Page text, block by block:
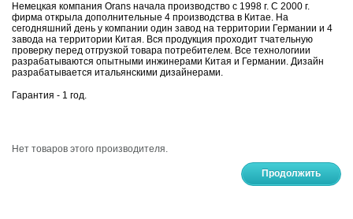
Немецкая компания Orans начала производство с 1998 г. С 2000 г.
фирма открыла дополнительные 4 производства в Китае. На
сегодняшний день у компании один завод на территории Германии и 4
завода на территории Китая. Вся продукция проходит тчательную
проверку перед отгрузкой товара потребителем. Все технологиии
разрабатываются опытными инжинерами Китая и Германии. Дизайн
разрабатывается итальянскими дизайнерами.
Гарантия - 1 год.
Нет товаров этого производителя.
Продолжить